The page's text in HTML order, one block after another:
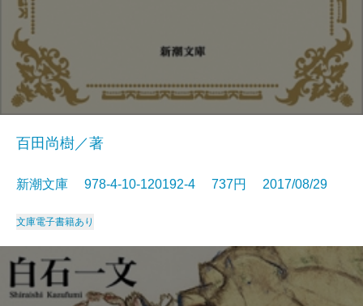
百田尚樹／著
新潮文庫 978-4-10-120192-4 737円 2017/08/29
文庫電子書籍あり